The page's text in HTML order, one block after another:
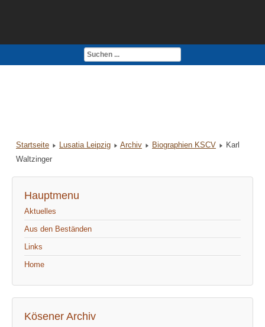
Impressum
Startseite Lusatia Leipzig Archiv Biographien KSCV
Karl
Waltzinger
Hauptmenu
Aktuelles
Aus den Beständen
Links
Home
Kösener Archiv